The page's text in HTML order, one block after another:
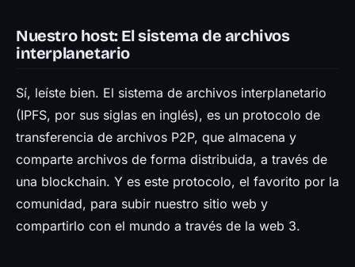
Nuestro host: El sistema de archivos
interplanetario
Sí, leíste bien. El sistema de archivos interplanetario
(IPFS, por sus siglas en inglés), es un protocolo de
transferencia de archivos P2P, que almacena y
comparte archivos de forma distribuida, a través de
una blockchain. Y es este protocolo, el favorito por la
comunidad, para subir nuestro sitio web y
compartirlo con el mundo a través de la web 3.